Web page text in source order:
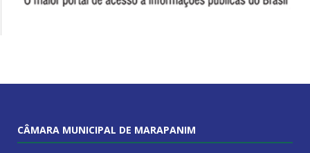
CÂMARA MUNICIPAL DE MARAPANIM